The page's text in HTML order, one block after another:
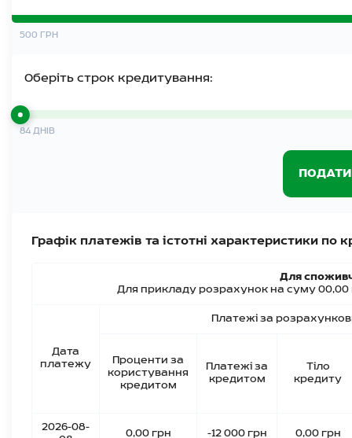
500 ГРН
Оберіть строк кредитування:
84 ДНІВ
Графік платежів та істотні характеристики по
Для
Для прикладу розрахунок на суму 00,00
Дата
платежу
Платежі за
Проценти за
користування
кредитом
Платежі за
кредитом
Тіло
кредиту
2026-08-
0,00 грн -12 000 грн 0,00 грн